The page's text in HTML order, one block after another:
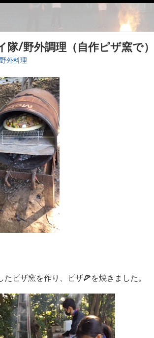
/野外調理（自作ピザ窯で）
野外料理
ピザ窯を作り、ピザ🍕を焼きました。